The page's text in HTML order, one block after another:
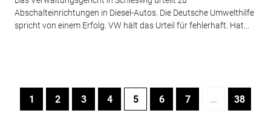
Abschalteinrichtungen in Diesel-Autos. Die Deutsche Umwelthilfe
spricht von einem Erfolg. VW hält das Urteil für fehlerhaft. Hat...
1 2 3 4 5 6 7 … 38